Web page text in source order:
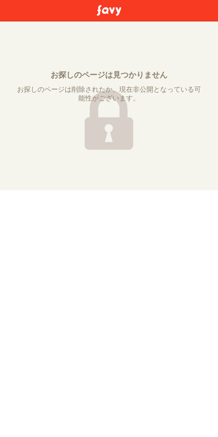
お探しのページは見つかりません
お探しのページは削除されたか、現在非公開となっている可
能性がございます。